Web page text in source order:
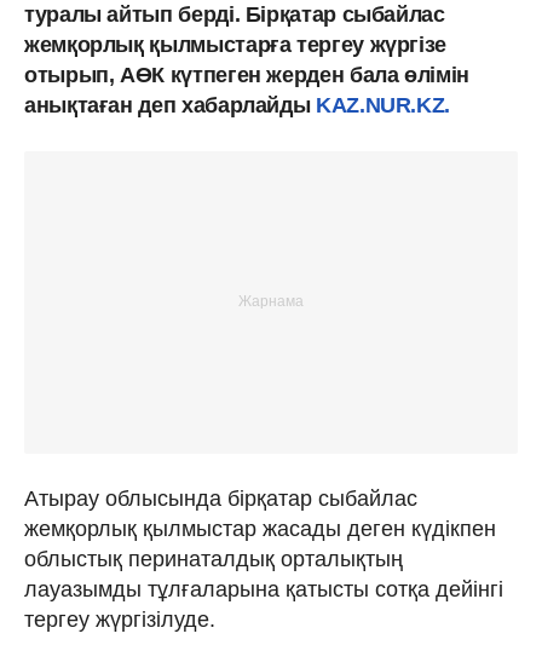
туралы айтып берді. Бірқатар сыбайлас
жемқорлық қылмыстарға тергеу жүргізе
отырып, АӨК күтпеген жерден бала өлімін
анықтаған деп хабарлайды KAZ.NUR.KZ.
Атырау облысында бірқатар сыбайлас
жемқорлық қылмыстар жасады деген күдікпен
облыстық перинаталдық орталықтың
лауазымды тұлғаларына қатысты сотқа дейінгі
тергеу жүргізілуде.